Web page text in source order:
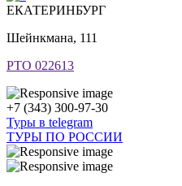
ЕКАТЕРИНБУРГ
Шейнкмана, 111
РТО 022613
+7 (343) 300-97-30
Туры в telegram
ТУРЫ ПО РОССИИ